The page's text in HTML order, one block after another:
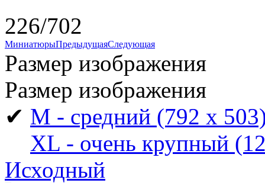
226/702
МиниатюрыПредыдущаяСледующая
Размер изображения
Размер изображения
✔ M - средний (792 x
XL - очень крупный
Исходный